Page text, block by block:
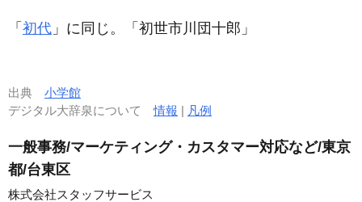
「 初代 」に同じ。「 初世市川団十郎」
出典 小学館
デジタル大辞泉について情報 | 凡例
一般事務/マーケティング・カスタマー対応など/東京
都/台東区
株式会社スタッフサービス